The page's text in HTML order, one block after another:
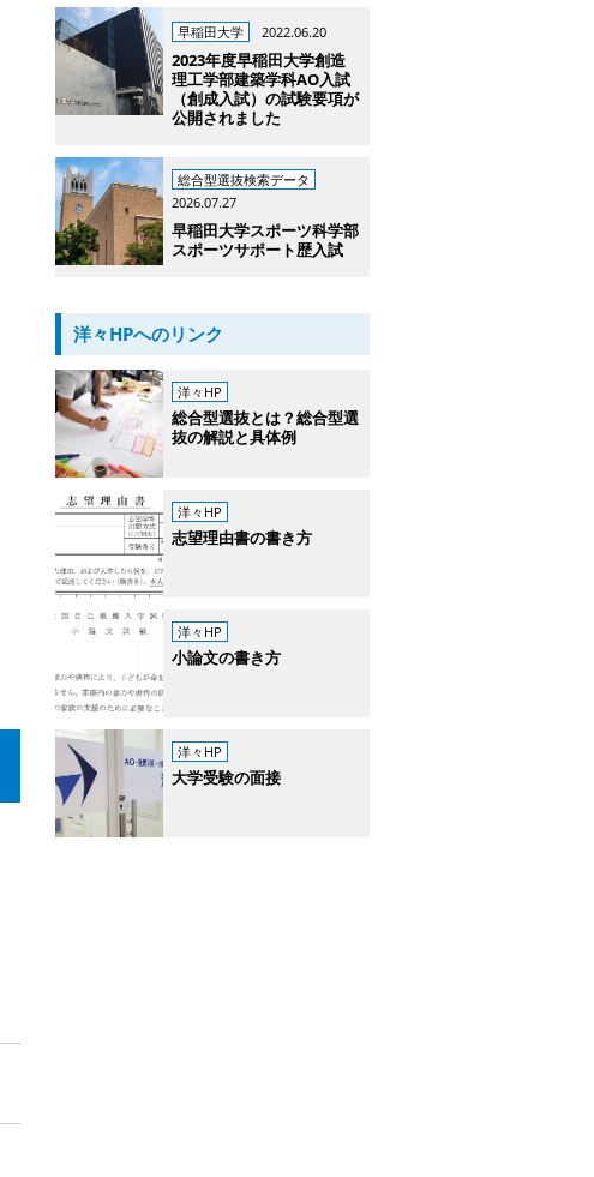
早稲田大学 2022.06.20
2023年度早稲田大学創造
理工学部建築学科AO入試
（創成入試）の試験要項が
公開されました
総合型選抜検索データ
2026.07.27
早稲田大学スポーツ科学部
スポーツサポート歴入試
洋々HPへのリンク
洋々HP
総合型選抜とは？総合型選
抜の解説と具体例
洋々HP
志望理由書の書き方
洋々HP
小論文の書き方
洋々HP
大学受験の面接